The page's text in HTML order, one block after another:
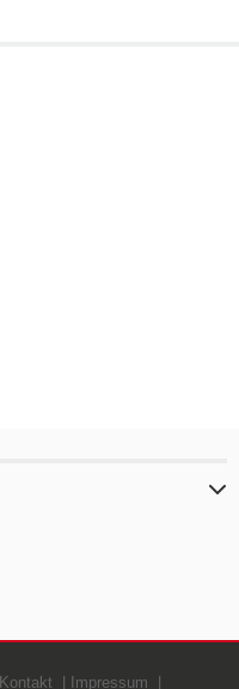
Kontakt Impressum